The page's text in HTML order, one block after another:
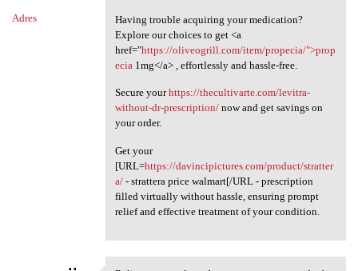
Adres
Having trouble acquiring your medication?
Explore our choices to get <a
href="https://oliveogrill.com/item/propecia/">prop
ecia 1mg</a> , effortlessly and hassle-free.
Secure yourhttps://thecultivarte.com/levitra-
without-dr-prescription/now and get savings on
your order.
Get your
[URL=https://davincipictures.com/product/stratter
a/- strattera price walmart[/URL - prescription
filled virtually without hassle, ensuring prompt
relief and effective treatment of your condition.